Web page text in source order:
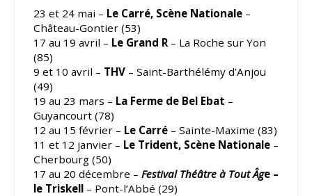
23 et 24 mai – Le Carré, Scène Nationale –
Château-Gontier (53)
17 au 19 avril – Le Grand R – La Roche sur Yon
(85)
9 et 10 avril – THV – Saint-Barthélémy d’Anjou
(49)
19 au 23 mars – La Ferme de Bel Ebat –
Guyancourt (78)
12 au 15 février – Le Carré – Sainte-Maxime (83)
11 et 12 janvier – Le Trident, Scène Nationale –
Cherbourg (50)
17 au 20 décembre – Festival Théâtre à Tout Âge –
le Triskell – Pont-l’Abbé (29)